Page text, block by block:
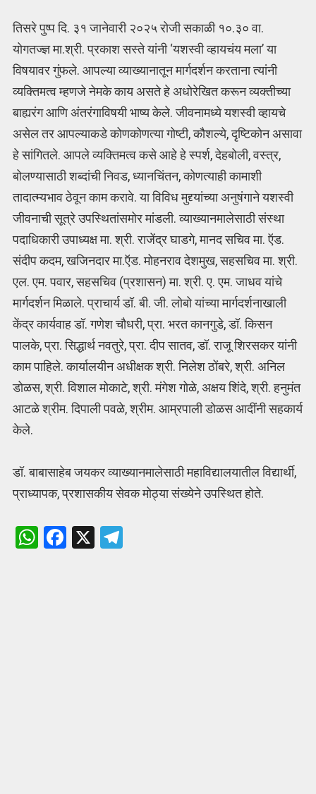
तिसरे पुष्प दि. ३१ जानेवारी २०२५ रोजी सकाळी १०.३० वा.
योगतज्ज्ञ मा.श्री. प्रकाश सस्ते यांनी ‘यशस्वी व्हायचंय मला’ या
विषयावर गुंफले. आपल्या व्याख्यानातून मार्गदर्शन करताना त्यांनी
व्यक्तिमत्व म्हणजे नेमके काय असते हे अधोरेखित करून व्यक्तीच्या
बाह्यरंग आणि अंतरंगाविषयी भाष्य केले. जीवनामध्ये यशस्वी व्हायचे
असेल तर आपल्याकडे कोणकोणत्या गोष्टी, कौशल्ये, दृष्टिकोन असावा
हे सांगितले. आपले व्यक्तिमत्व कसे आहे हे स्पर्श, देहबोली, वस्त्र,
बोलण्यासाठी शब्दांची निवड, ध्यानचिंतन, कोणत्याही कामाशी
तादात्म्यभाव ठेवून काम करावे. या विविध मुद्द्यांच्या अनुषंगाने यशस्वी
जीवनाची सूत्रे उपस्थितांसमोर मांडली. व्याख्यानमालेसाठी संस्था
पदाधिकारी उपाध्यक्ष मा. श्री. राजेंद्र घाडगे, मानद सचिव मा. ऍड.
संदीप कदम, खजिनदार मा.ऍड. मोहनराव देशमुख, सहसचिव मा. श्री.
एल. एम. पवार, सहसचिव (प्रशासन) मा. श्री. ए. एम. जाधव यांचे
मार्गदर्शन मिळाले. प्राचार्य डॉ. बी. जी. लोबो यांच्या मार्गदर्शनाखाली
केंद्र कार्यवाह डॉ. गणेश चौधरी, प्रा. भरत कानगुडे, डॉ. किसन
पालके, प्रा. सिद्धार्थ नवतुरे, प्रा. दीप सातव, डॉ. राजू शिरसकर यांनी
काम पाहिले. कार्यालयीन अधीक्षक श्री. निलेश ठोंबरे, श्री. अनिल
डोळस, श्री. विशाल मोकाटे, श्री. मंगेश गोळे, अक्षय शिंदे, श्री. हनुमंत
आटळे श्रीम. दिपाली पवळे, श्रीम. आम्रपाली डोळस आदींनी सहकार्य
केले.
डॉ. बाबासाहेब जयकर व्याख्यानमालेसाठी महाविद्यालयातील विद्यार्थी,
प्राध्यापक, प्रशासकीय सेवक मोठ्या संख्येने उपस्थित होते.
W F X T